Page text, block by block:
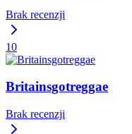
Brak recenzji
10
Britainsgotreggae
Brak recenzji